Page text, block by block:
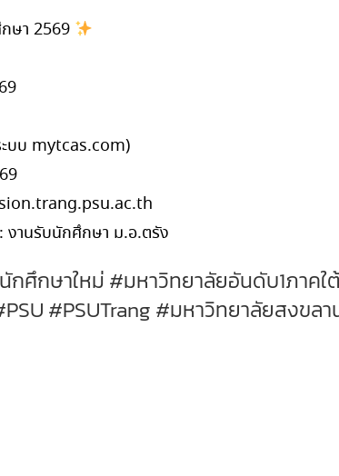
ษา 2569
บบ mytcas.com)
งานรับนักศึกษา ม.อ.ตรัง
กศึกษาใหม่ #มหาวิทยาลัยอันดับ1ภา
#PSUTrang #มหาวิทยาลัยสงขล